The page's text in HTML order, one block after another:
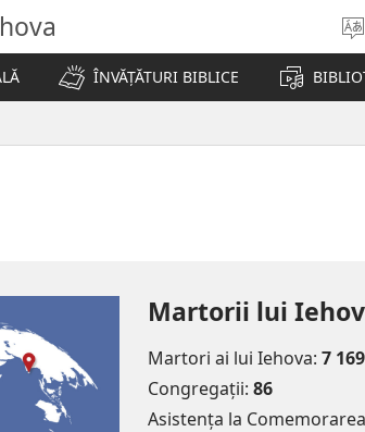
ÎNVĂȚĂTURI BIBLICE
Martorii lui
Martori ai lui Iehova: 7 169
Congregații: 86
Asistența la